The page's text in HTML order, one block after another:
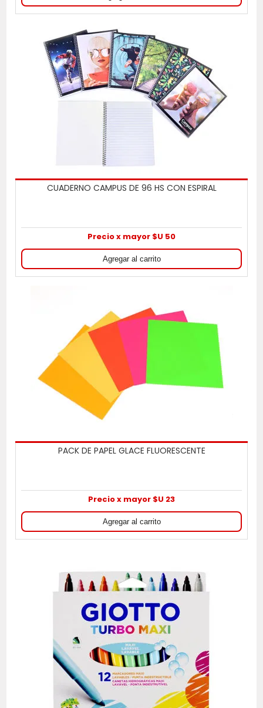
CUADERNO CAMPUS DE 96 HS CON ESPIRAL
Precio x mayor $U 50
PACK DE PAPEL GLACE FLUORESCENTE
Precio x mayor $U 23